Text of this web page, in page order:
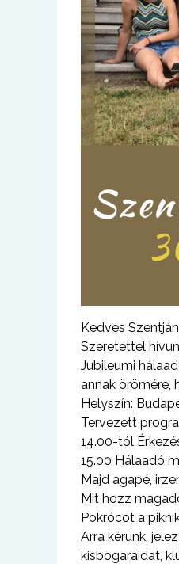
Kedves
Szeretettel
Jubileumi
annak örömére,
Helyszín:
Tervezett
14.00-tól
15.00 Hálaadó
Majd agapé,
Mit hozz
Pokrócot a
Arra kérünk,
kisbogaraidat,